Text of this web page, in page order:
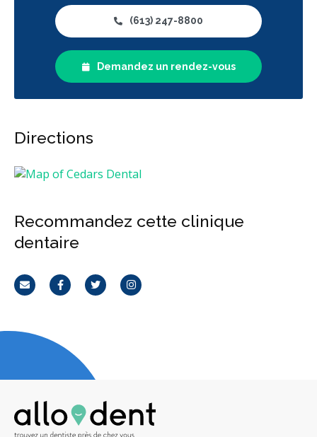
(613) 247-8800
Demandez un rendez-vous
Directions
Recommandez cette clinique
dentaire
CourrielFacebookTwitterInstagram